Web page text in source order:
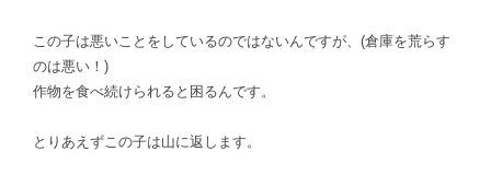
この子は悪いことをしているのではないんですが、(倉庫を荒らす
のは悪い！)
作物を食べ続けられると困るんです。
とりあえずこの子は山に返します。